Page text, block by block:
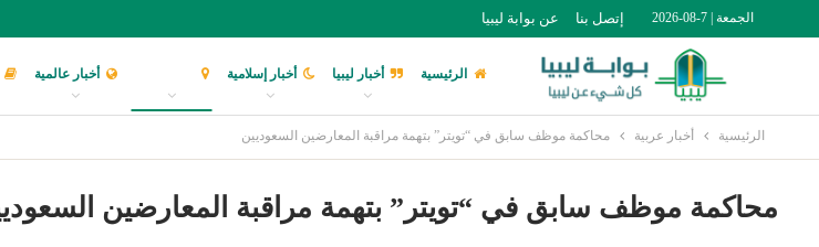
الجمعة | 7-08-2026 إتصل بنا عن بوابة ليبيا
الرئيسية أخبار ليبيا أخبار إسلامية أخبار عالمية
الرئيسية أخبار عربية محاكمة موظف سابق في “تويتر” بتهمة مراقبة المعارضين السعوديين
محاكمة موظف سابق في “تويتر” بتهمة مراقبة المعارضين